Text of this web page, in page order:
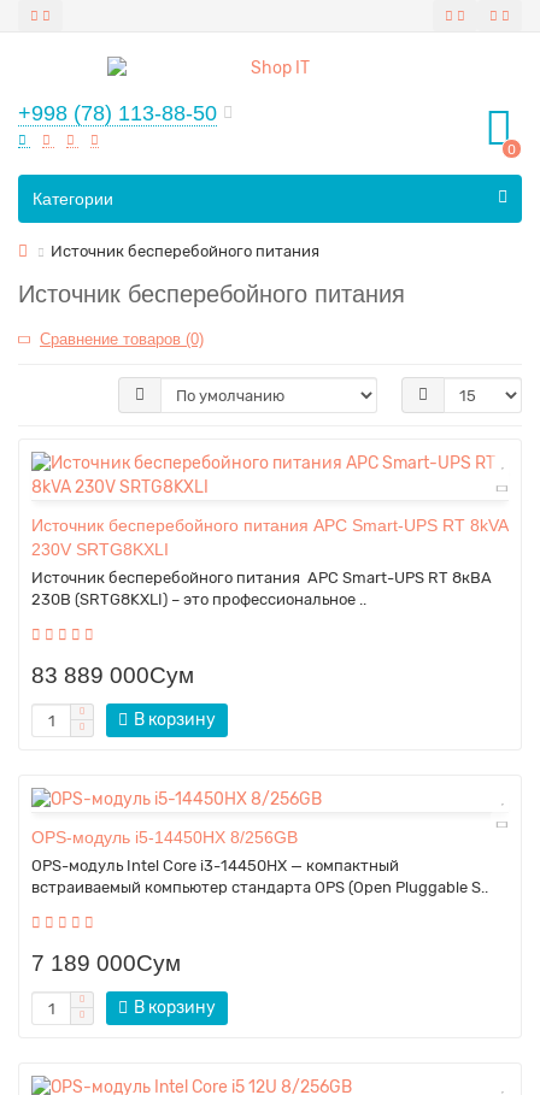
+998 (78) 113-88-50
0
Все категории
Категории
Источник бесперебойного питания
Источник бесперебойного питания
Сравнение товаров (0)
Источник бесперебойного питания APC Smart-UPS RT 8kVA
230V SRTG8KXLI
Источник бесперебойного питания APC Smart-UPS RT 8кВА
230В (SRTG8KXLI) – это профессиональное ..
83 889 000Сум
В корзину
OPS-модуль i5-14450HX 8/256GB
OPS-модуль Intel Core i3-14450HX — компактный
встраиваемый компьютер стандарта OPS (Open Pluggable S..
7 189 000Сум
В корзину